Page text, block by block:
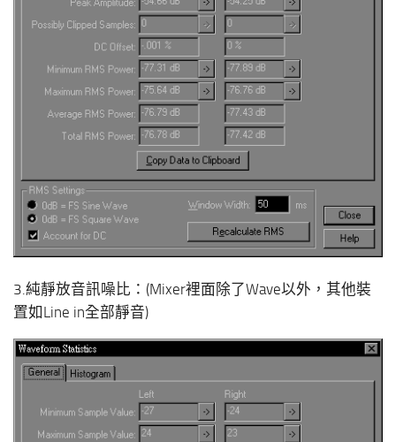
3.純靜放音訊噪比：(Mixer裡面除了Wave以外，其他裝
置如Line in全部靜音)